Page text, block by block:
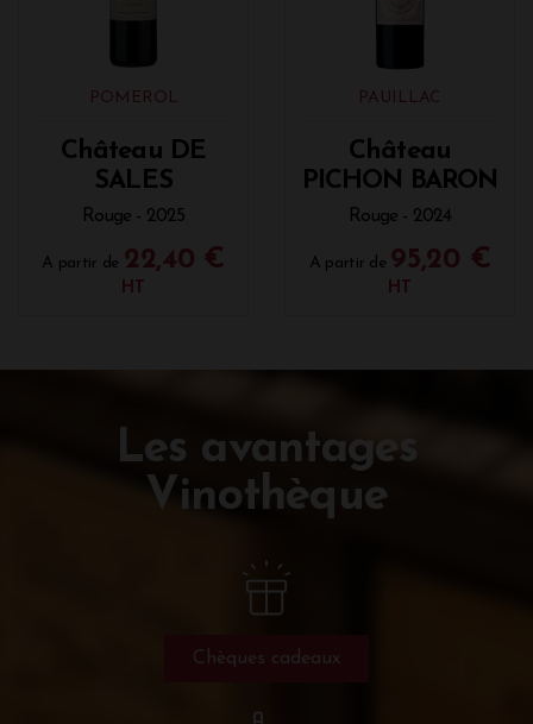
POMEROL
Château DE
SALES
Rouge - 2025
A partir de 22,40 €
HT
PAUILLAC
Château
PICHON BARON
Rouge - 2024
A partir de 95,20 €
HT
Les avantages
Vinothèque
Chèques cadeaux